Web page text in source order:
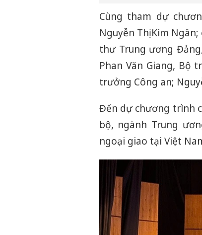
Cùng tham dự
Nguyễn Thị Kim
thư Trung ương
Phan Văn Giang, Bộ
trưởng Công an;
Đến dự chương trình
bộ, ngành Trung
ngoại giao tại Việt